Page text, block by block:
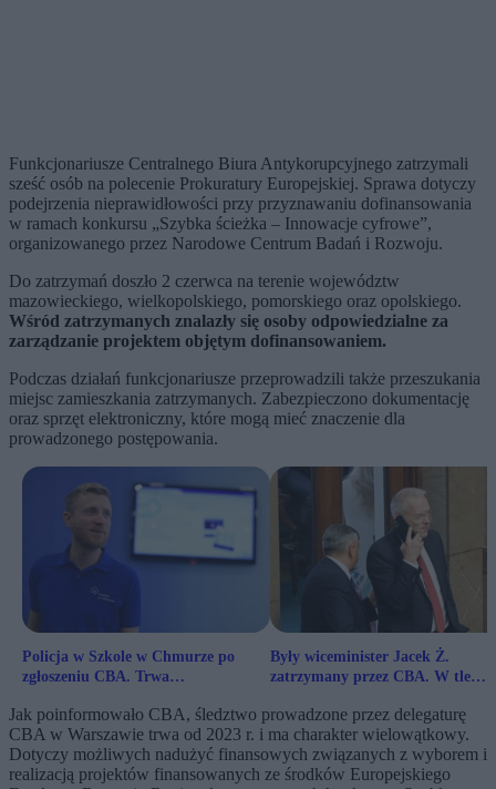
Funkcjonariusze Centralnego Biura Antykorupcyjnego zatrzymali
sześć osób na polecenie Prokuratury Europejskiej. Sprawa dotyczy
podejrzenia nieprawidłowości przy przyznawaniu dofinansowania
w ramach konkursu „Szybka ścieżka – Innowacje cyfrowe”,
organizowanego przez Narodowe Centrum Badań i Rozwoju.
Do zatrzymań doszło 2 czerwca na terenie województw
mazowieckiego, wielkopolskiego, pomorskiego oraz opolskiego.
Wśród zatrzymanych znalazły się osoby odpowiedzialne za
zarządzanie projektem objętym dofinansowaniem.
Podczas działań funkcjonariusze przeprowadzili także przeszukania
miejsc zamieszkania zatrzymanych. Zabezpieczono dokumentację
oraz sprzęt elektroniczny, które mogą mieć znaczenie dla
prowadzonego postępowania.
Policja w Szkole w Chmurze po
zgłoszeniu CBA. Trwa
Były wiceminister Jacek Ż.
zatrzymany przez CBA. W tle
Jak poinformowało CBA, śledztwo prowadzone przez delegaturę
CBA w Warszawie trwa od 2023 r. i ma charakter wielowątkowy.
Dotyczy możliwych nadużyć finansowych związanych z wyborem i
realizacją projektów finansowanych ze środków Europejskiego